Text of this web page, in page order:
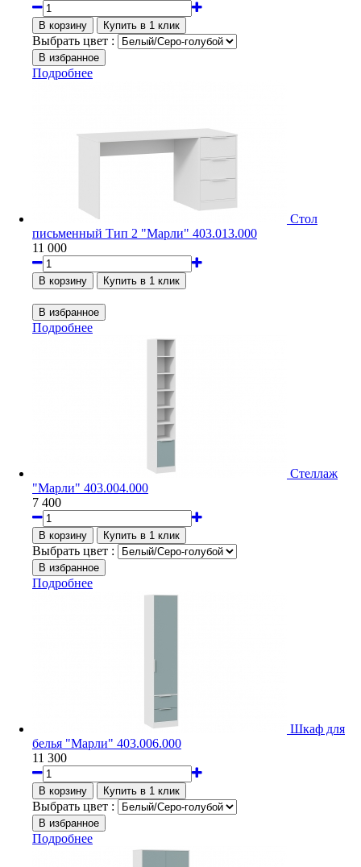
Выбрать цвет :
Подробнее
Стол
письменный Тип 2 "Марли" 403.013.000
11 000
Подробнее
Стеллаж
"Марли" 403.004.000
7 400
Выбрать цвет :
Подробнее
Шкаф для
белья "Марли" 403.006.000
11 300
Выбрать цвет :
Подробнее